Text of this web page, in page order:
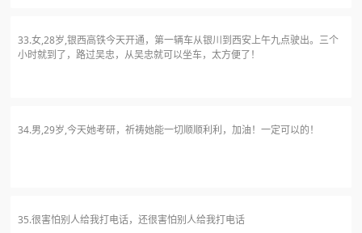
33.女,28岁,银西高铁今天开通，第一辆车从银川到西安上午九点驶出。三个
小时就到了，路过吴忠，从吴忠就可以坐车，太方便了！
34.男,29岁,今天她考研，祈祷她能一切顺顺利利，加油！一定可以的！
35.很害怕别人给我打电话，还很害怕别人给我打电话